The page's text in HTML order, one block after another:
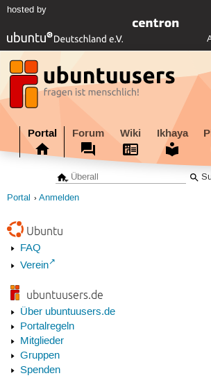
hosted by
Portal Forum Wiki Ikhaya
Portal Anmelden
Ubuntu
FAQ
Verein
ubuntuusers.de
Über ubuntuusers.de
Portalregeln
Mitglieder
Gruppen
Spenden